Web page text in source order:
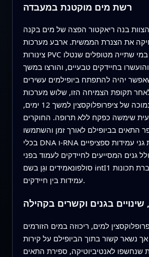
רשת מים מוקטנת במעבדה
בנה ריאקטור הפצה של מים בקנה
את הצנרת הממשית. ארבע מערכות
צינורות PVC במעגל הוזנו במי שתייה מטופלים שנטלו
בחיידקים טבעיים, והורצו במשך
שאפשר יהיה להתפתח ביופילמים עשירים
תקופת הצמיחה הזו, שלוש מערכות
נחשפו למנה נמוכה של ציפרופלוקסצין למשך 12 ימים,
שימשה כפקח ללא תרופה. החוקרים
התאים בביופילם לאורך זמן והשתמשו
בכלי DNA ו-RNA למדידת גני עמידות ספציפיים
גנים המסייעים לחיידקים לעמוד בפני
סולפונאמידים וגֵן בשם intI1 המקושר להעברת תכונות
עמידות בין חיידקים.
שינויים בגנים וקשרים בקהילה
למים, ריכוזה במים הזורמים
נשאר קשור בתוך הביופילם על קירות
שנחשפו לאנטיביוטיקה, ספירת התאים